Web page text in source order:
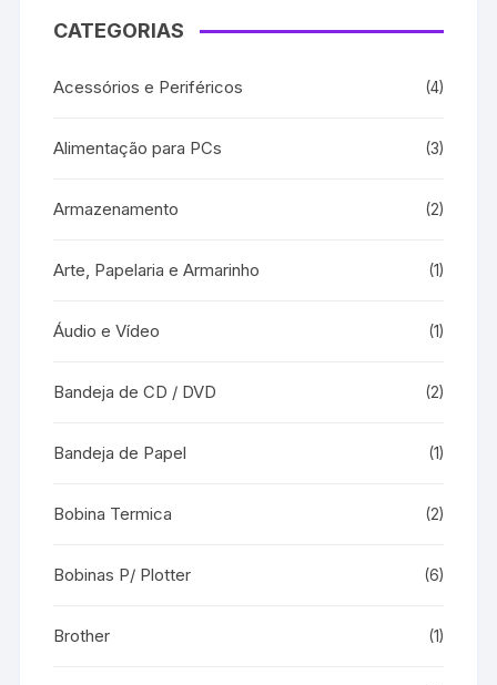
CATEGORIAS
Acessórios e Periféricos (4)
Alimentação para PCs (3)
Armazenamento (2)
Arte, Papelaria e Armarinho (1)
Áudio e Vídeo (1)
Bandeja de CD / DVD (2)
Bandeja de Papel (1)
Bobina Termica (2)
Bobinas P/ Plotter (6)
Brother (1)